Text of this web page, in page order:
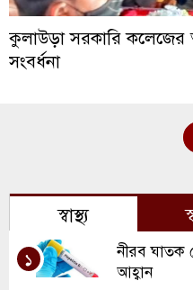
কুলাউড়া সরকারি কলেজের
সংবর্ধনা
স্বাস্থ্য
১
নীরব ঘাতক
আহ্বান